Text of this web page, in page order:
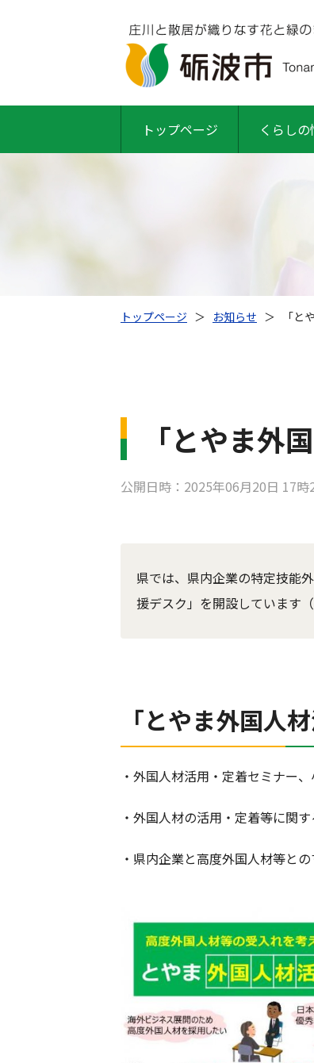
トップページ くらしの
トップページ ＞ お知らせ ＞ 「と
「とやま外
公開日時：2025年06月20日 17時
県では、県内企業の特定技能
援デスク」を開設しています
「とやま外国人
・外国人材活用・定着セミナー
・外国人材の活用・定着等に関
・県内企業と高度外国人材等と